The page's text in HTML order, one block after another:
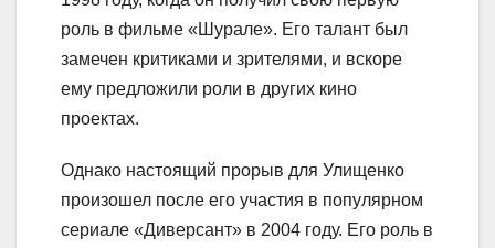
роль в фильме «Шурале». Его талант был
замечен критиками и зрителями, и вскоре
ему предложили роли в других кино
проектах.
Однако настоящий прорыв для Улищенко
произошел после его участия в популярном
сериале «Диверсант» в 2004 году. Его роль в